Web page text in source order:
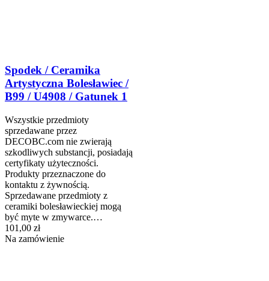
Spodek / Ceramika
Artystyczna Bolesławiec /
B99 / U4908 / Gatunek 1
Wszystkie przedmioty
sprzedawane przez
DECOBC.com nie zwierają
szkodliwych substancji, posiadają
certyfikaty użyteczności.
Produkty przeznaczone do
kontaktu z żywnością.
Sprzedawane przedmioty z
ceramiki bolesławieckiej mogą
być myte w zmywarce.…
101,00 zł
Na zamówienie